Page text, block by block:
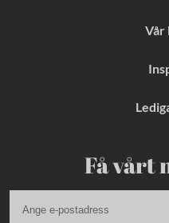
Vår
Få vårt